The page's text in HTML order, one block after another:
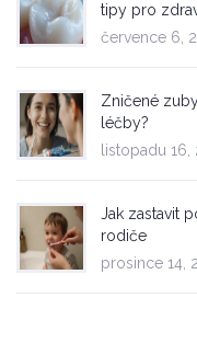
tipy pro
července 6,
Zničené
léčby?
listopadu 16,
Jak zastavit
rodiče
prosince 14,